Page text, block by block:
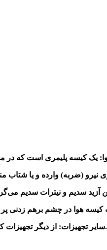
4-سایر تجهیزات: از دیگر تجهیزات کیسه هوا می‌توان به چراغ هشداردهنده، سیستم کنترل و … اشاره نمود.